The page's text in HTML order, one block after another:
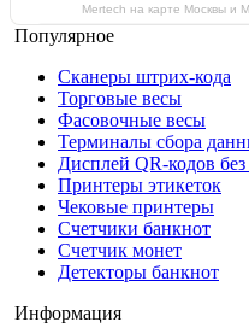
Mertech на карте Москвы и
Популярное
Сканеры штрих-кода
Торговые весы
Фасовочные весы
Терминалы сбора
Дисплей QR-кодов
Принтеры этикеток
Чековые принтеры
Счетчики банкнот
Счетчик монет
Детекторы банкнот
Информация